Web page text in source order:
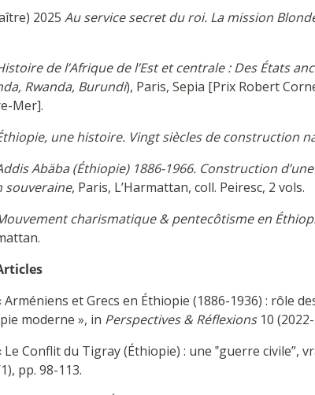
2025 Au service secret du roi. La mission
de l’Afrique de l’Est et centrale : Des États
Rwanda, Burundi), Paris, Sepia [Prix Robert
Mer].
une histoire. Vingt siècles de construction
Abäba (Éthiopie) 1886-1966. Construction
souveraine, Paris, L’Harmattan, coll. Peiresc, 2 vols.
charismatique & pentecôtisme en
Arméniens et Grecs en Éthiopie (1886-1936) : rôle
moderne », in Perspectives & Réflexions10
Le Conflit du Tigray (Éthiopie) : une ‟guerre civile”,
pp. 98-113.